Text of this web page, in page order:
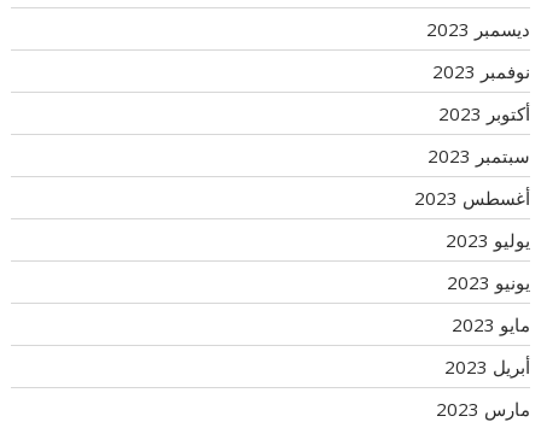
ديسمبر 2023
نوفمبر 2023
أكتوبر 2023
سبتمبر 2023
أغسطس 2023
يوليو 2023
يونيو 2023
مايو 2023
أبريل 2023
مارس 2023